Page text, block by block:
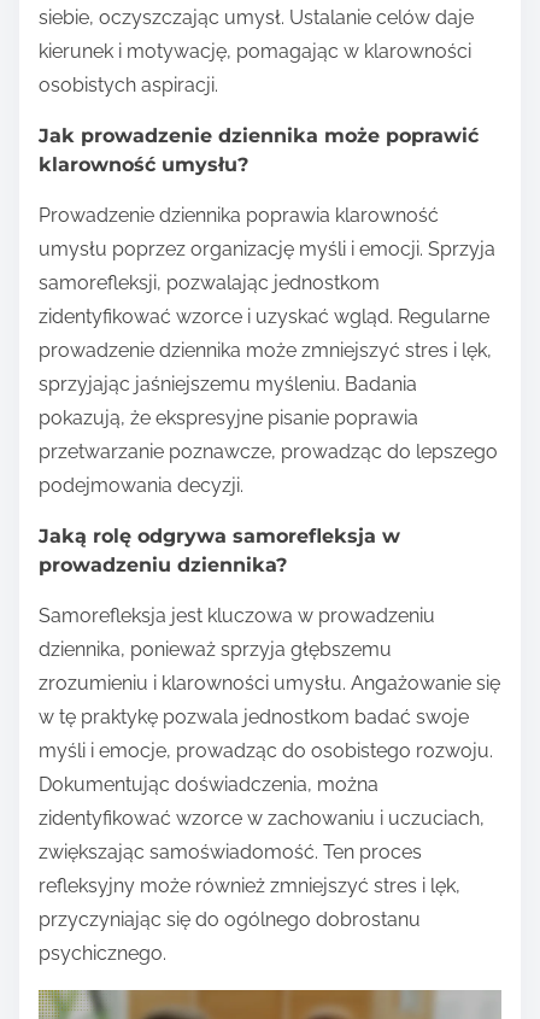
siebie, oczyszczając umysł. Ustalanie celów daje
kierunek i motywację, pomagając w klarowności
osobistych aspiracji.
Jak prowadzenie dziennika może poprawić
klarowność umysłu?
Prowadzenie dziennika poprawia klarowność
umysłu poprzez organizację myśli i emocji. Sprzyja
samorefleksji, pozwalając jednostkom
zidentyfikować wzorce i uzyskać wgląd. Regularne
prowadzenie dziennika może zmniejszyć stres i lęk,
sprzyjając jaśniejszemu myśleniu. Badania
pokazują, że ekspresyjne pisanie poprawia
przetwarzanie poznawcze, prowadząc do lepszego
podejmowania decyzji.
Jaką rolę odgrywa samorefleksja w
prowadzeniu dziennika?
Samorefleksja jest kluczowa w prowadzeniu
dziennika, ponieważ sprzyja głębszemu
zrozumieniu i klarowności umysłu. Angażowanie się
w tę praktykę pozwala jednostkom badać swoje
myśli i emocje, prowadząc do osobistego rozwoju.
Dokumentując doświadczenia, można
zidentyfikować wzorce w zachowaniu i uczuciach,
zwiększając samoświadomość. Ten proces
refleksyjny może również zmniejszyć stres i lęk,
przyczyniając się do ogólnego dobrostanu
psychicznego.